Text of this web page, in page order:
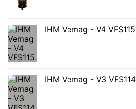
IHM Vemag - V4 VFS115
IHM Vemag - V3 VFS114